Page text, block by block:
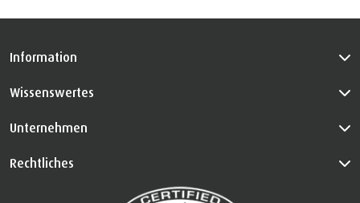
Information
Wissenswertes
Unternehmen
Rechtliches